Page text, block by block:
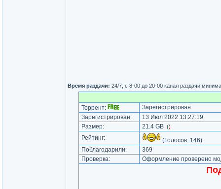
Время раздачи: 24/7, c 8-00 до 20-00 канал раздачи
Торрент:
Зарегистрирован
Зарегистрирован:
13 Июл 2022 13:27:19
Размер:
21.4 GB ()
Рейтинг: (Голосов: 146)
Поблагодарили:
369
Проверка:
Оформление проверено